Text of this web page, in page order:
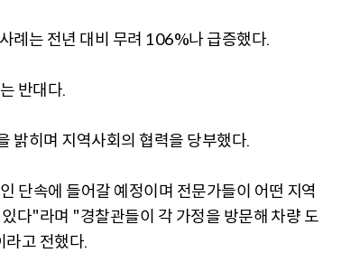
례는 전년 대비 무려 106%나 급증했다.
반대다.
밝히며 지역사회의 협력을 당부했다.
단속에 들어갈 예정이며 전문가들이 어떤 지역
다"라며 "경찰관들이 각 가정을 방문해 차량 도
라고 전했다.